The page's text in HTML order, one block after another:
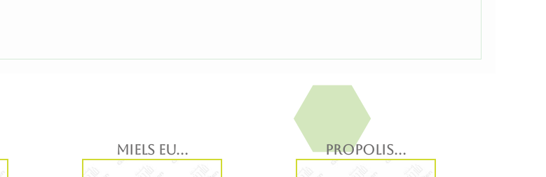
MIELS EU... Propolis...